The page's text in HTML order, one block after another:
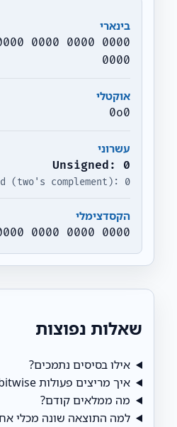
בינארי
0000 0000 0000
0000
אוקטלי
0o0
עשרוני
Unsigned: 0
(two's complement): 0
הקסדצימלי
0000 0000 0000
שאלות נפוצות
אילו בסיסים נתמכים?
איך מריצים פעולות bitwise?
מה ממלאים קודם?
למה התוצאה שונה מכלי